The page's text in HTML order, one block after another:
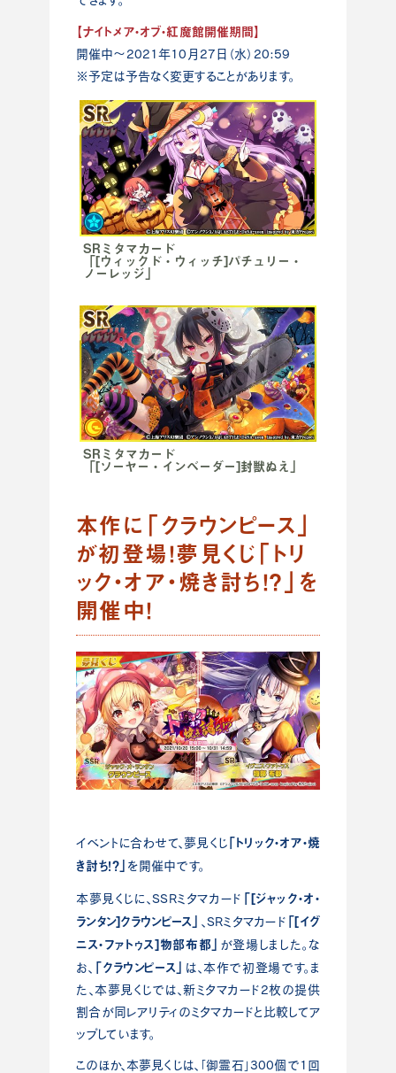
【ナイトメア・オブ・紅魔館開催期間】
開催中～2021年10月27日（水）20:59
※予定は予告なく変更することがあります。
SRミタマカード
「[ウィックド・ウィッチ]パチュリー・
ノーレッジ」
SRミタマカード
「[ソーヤー・インベーダー]封獣ぬえ」
本作に「クラウンピース」
が初登場！夢見くじ「トリ
ック・オア・焼き討ち！？」を
開催中！
イベントに合わせて、夢見くじ「トリック・オア・焼
き討ち！？」 を開催中です。
本夢見くじに、SSRミタマカード 「[ジャック・オ・
ランタン]クラウンピース」
、SRミタマカード 「[イグ
ニス・ファトゥス]物部布都」 が登場しました。な
お、
「クラウンピース」 は、本作で初登場です。ま
た、本夢見くじでは、新ミタマカード2枚の提供
割合が同レアリティのミタマカードと比較してア
ップしています。
このほか、本夢見くじは、「御霊石」300個で1回